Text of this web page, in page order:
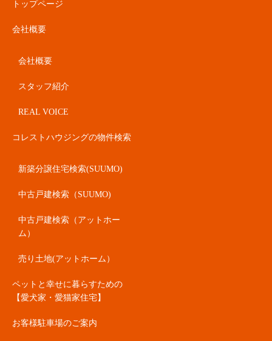
トップページ
会社概要
会社概要
スタッフ紹介
REAL VOICE
コレストハウジングの物件検索
新築分譲住宅検索(SUUMO)
中古戸建検索（SUUMO)
中古戸建検索（アットホー
ム）
売り土地(アットホーム）
ペットと幸せに暮らすための
【愛犬家・愛猫家住宅】
お客様駐車場のご案内